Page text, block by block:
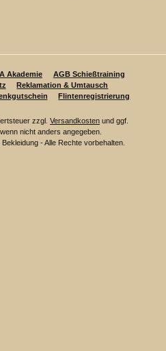
Akademie
AGB Schießtraining
Reklamation & Umtausch
Flintenregistrierung
zzgl. Versandkosten und ggf.
nicht anders angegeben.
- Alle Rechte vorbehalten.